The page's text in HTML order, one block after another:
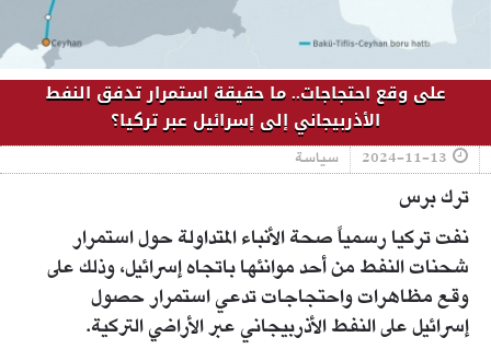
على وقع احتجاجات.. ما حقيقة استمرار تدفق النفط
الأذربيجاني إلى إسرائيل عبر تركيا؟
2024-11-13 سياسة
ترك برس
نفت تركيا رسمياً صحة الأنباء المتداولة حول استمرار
شحنات النفط من أحد موانئها باتجاه إسرائيل، وذلك على
وقع مظاهرات واحتجاجات تدعي استمرار حصول
إسرائيل على النفط الأذربيجاني عبر الأراضي التركية.